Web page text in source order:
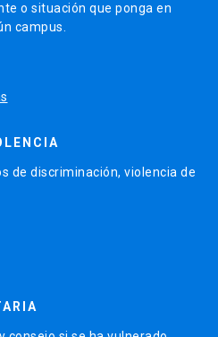
o situación que ponga en
campus.
de discriminación, violencia de